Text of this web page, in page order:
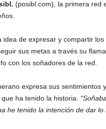
(posibl.com), la primera red
idea de expresar y compartir
sus metas a través su
con los soñadores de la red.
expresa sus
ha tenido la historia . “
he tenido la intención de dar